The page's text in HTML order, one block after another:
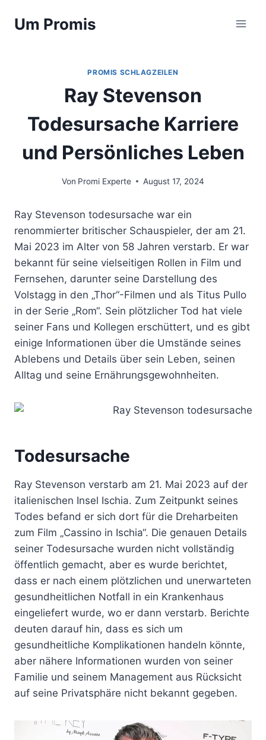
InhaltUm Promis
PROMIS SCHLAGZEILEN
Ray Stevenson
Todesursache Karriere
und Persönliches Leben
Von Promi Experte August 17, 2024
Ray Stevenson todesursache war ein
renommierter britischer Schauspieler, der am 21.
Mai 2023 im Alter von 58 Jahren verstarb. Er war
bekannt für seine vielseitigen Rollen in Film und
Fernsehen, darunter seine Darstellung des
Volstagg in den „Thor“-Filmen und als Titus Pullo
in der Serie „Rom“. Sein plötzlicher Tod hat viele
seiner Fans und Kollegen erschüttert, und es gibt
einige Informationen über die Umstände seines
Ablebens und Details über sein Leben, seinen
Alltag und seine Ernährungsgewohnheiten.
Todesursache
Ray Stevenson verstarb am 21. Mai 2023 auf der
italienischen Insel Ischia. Zum Zeitpunkt seines
Todes befand er sich dort für die Dreharbeiten
zum Film „Cassino in Ischia“. Die genauen Details
seiner Todesursache wurden nicht vollständig
öffentlich gemacht, aber es wurde berichtet,
dass er nach einem plötzlichen und unerwarteten
gesundheitlichen Notfall in ein Krankenhaus
eingeliefert wurde, wo er dann verstarb. Berichte
deuten darauf hin, dass es sich um
gesundheitliche Komplikationen handeln könnte,
aber nähere Informationen wurden von seiner
Familie und seinem Management aus Rücksicht
auf seine Privatsphäre nicht bekannt gegeben.